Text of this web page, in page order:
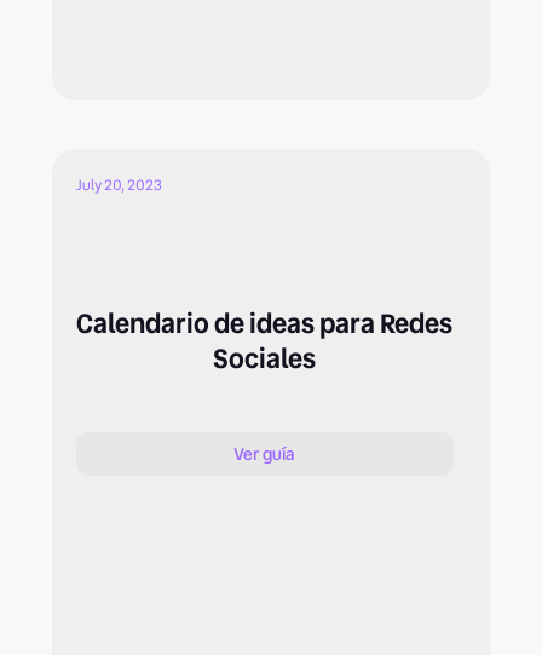
July 20, 2023
Calendario de ideas para Redes
Sociales
Ver guía